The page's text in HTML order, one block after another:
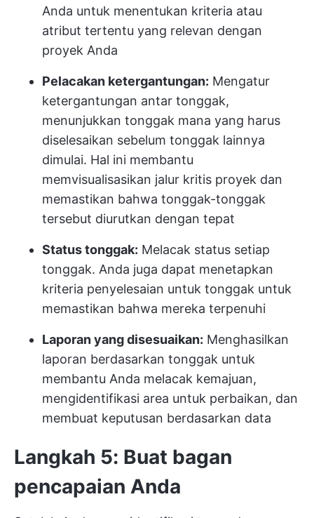
Anda untuk menentukan kriteria atau
atribut tertentu yang relevan dengan
proyek Anda
Pelacakan ketergantungan: Mengatur
ketergantungan antar tonggak,
menunjukkan tonggak mana yang harus
diselesaikan sebelum tonggak lainnya
dimulai. Hal ini membantu
memvisualisasikan jalur kritis proyek dan
memastikan bahwa tonggak-tonggak
tersebut diurutkan dengan tepat
Status tonggak: Melacak status setiap
tonggak. Anda juga dapat menetapkan
kriteria penyelesaian untuk tonggak untuk
memastikan bahwa mereka terpenuhi
Laporan yang disesuaikan: Menghasilkan
laporan berdasarkan tonggak untuk
membantu Anda melacak kemajuan,
mengidentifikasi area untuk perbaikan, dan
membuat keputusan berdasarkan data
Langkah 5: Buat bagan
pencapaian Anda